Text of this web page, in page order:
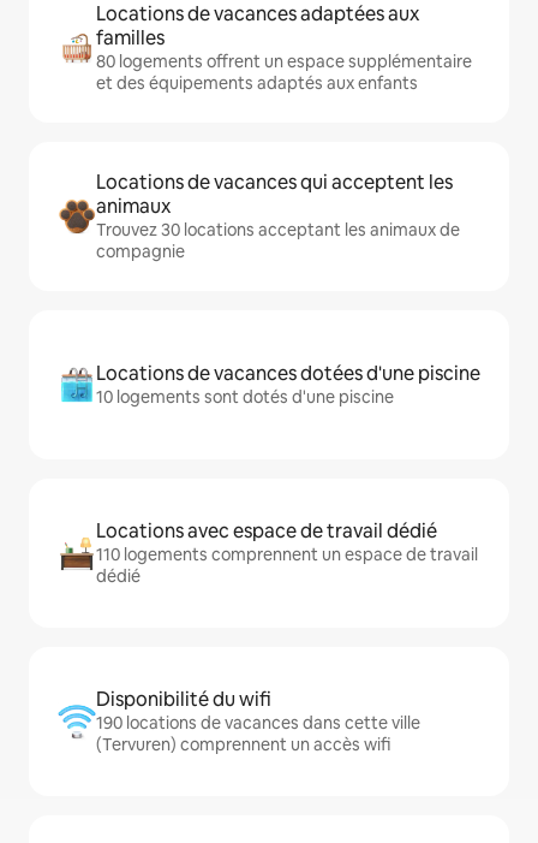
Locations de vacances adaptées aux
familles
80 logements offrent un espace supplémentaire
et des équipements adaptés aux enfants
Locations de vacances qui acceptent les
animaux
Trouvez 30 locations acceptant les animaux de
compagnie
Locations de vacances dotées d'une piscine
10 logements sont dotés d'une piscine
Locations avec espace de travail dédié
110 logements comprennent un espace de travail
dédié
Disponibilité du wifi
190 locations de vacances dans cette ville
(Tervuren) comprennent un accès wifi